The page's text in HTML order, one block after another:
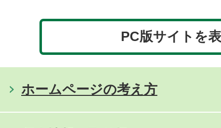
PC版サイトを
ホームページの考え方